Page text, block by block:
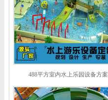
488平方室内水上乐园设备方案